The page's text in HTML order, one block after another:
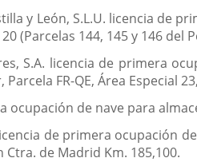
y León, S.L.U. licencia de
(Parcelas 144, 145 y 146 del
S.A. licencia de primera
FR-QE, Área Especial
ocupación de nave para
de primera ocupación
de Madrid Km. 185,100.